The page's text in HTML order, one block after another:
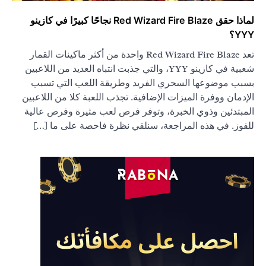
لماذا حقق Red Wizard Fire Blaze نجاحًا كبيرًا في كازينو
YYY؟
تعد Red Wizard Fire Blaze واحدة من أكثر ماكينات القمار
شعبية في كازينو YYY، والتي جذبت انتباه العديد من اللاعبين
بسبب موضوعها السحري الفريد وطريقة اللعب التي تسبب
الإدمان ووفرة الميزات الإضافية. تجذب اللعبة كلا من اللاعبين
المبتدئين وذوي الخبرة، وتوفر فرص لعب مثيرة وفرص عالية
للفوز. في هذه المراجعة، سنلقي نظرة فاحصة على ما […]